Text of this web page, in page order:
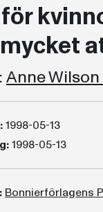
Anne
1998-05-13
1998-05-13
Bonnierförlagens